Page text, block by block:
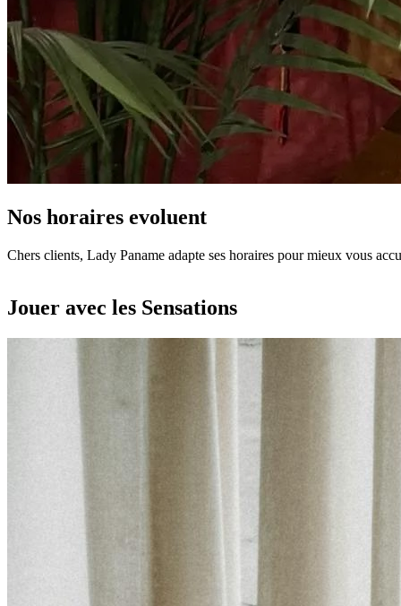
Nos horaires evoluent
Chers clients, Lady Paname adapte ses horaires pour mieux vous
Jouer avec les Sensations